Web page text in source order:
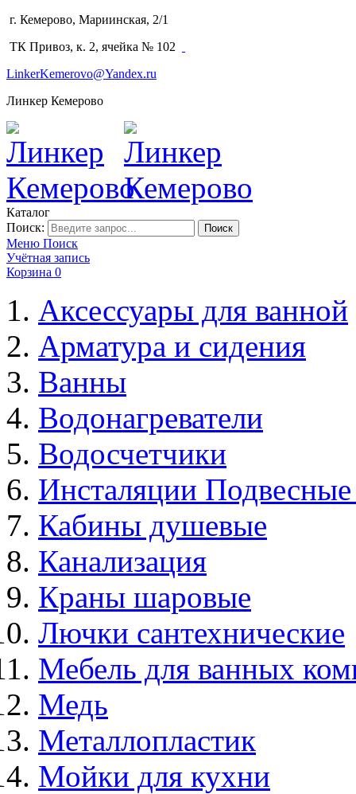
г. Кемерово, Мариинская, 2/1
ТК Привоз, к. 2, ячейка № 102
LinkerKemerovo@Yandex.ru
Линкер Кемерово
Каталог
Поиск:
Поиск
Меню Поиск
Учётная запись
Корзина 0
Аксессуары для ванной
Арматура и сидения
Ванны
Водонагреватели
Водосчетчики
Инсталяции
Кабины душевые
Канализация
Краны шаровые
Лючки сантехнические
Мебель для ванных
Медь
Металлопластик
Мойки для кухни